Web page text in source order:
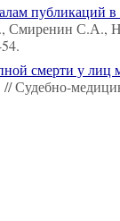
публикаций
Смиренин С.А.,
смерти у лиц
Судебно-